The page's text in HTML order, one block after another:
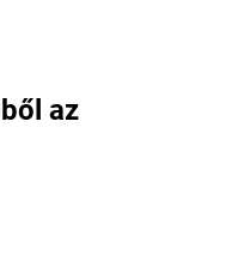
az